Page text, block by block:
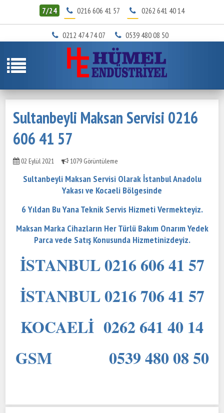
7/24 0216 606 41 57 0262 641 40 14
0212 474 74 07 0539 480 08 50
Sultanbeyli Maksan Servisi 0216
606 41 57
02 Eylül 2021 1079 Görüntüleme
Sultanbeyli Maksan Servisi Olarak İstanbul Anadolu
Yakası ve Kocaeli Bölgesinde
6 Yıldan Bu Yana Teknik Servis Hizmeti Vermekteyiz.
Maksan Marka Cihazların Her Türlü Bakım Onarım Yedek
Parca vede Satış Konusunda Hizmetinizdeyiz.
İSTANBUL 0216 606 41 57
İSTANBUL 0216 706 41 57
KOCAELİ 0262 641 40 14
GSM 0539 480 08 50